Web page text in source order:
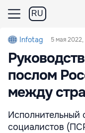
RU
Infotag 5 мая 2022,
послом
между
Исполнительный
социалистов